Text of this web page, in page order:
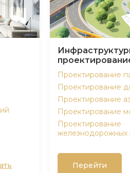
Проектирование
Проектирование
Проектирование
Проектирование
Проектирование
железнодорожных
Перейти